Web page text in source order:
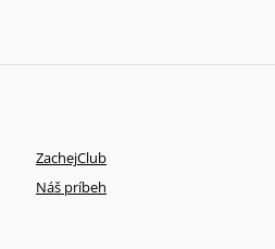
ZachejClub
Náš príbeh